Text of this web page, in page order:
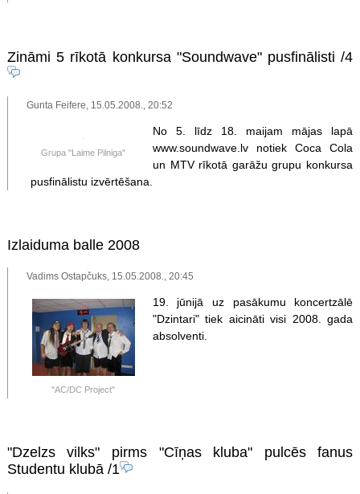
Zināmi 5 rīkotā konkursa "Soundwave" pusfinālisti /4
Gunta Feifere, 15.05.2008., 20:52
Grupa "Laime Pilniga"
No 5. līdz 18. maijam mājas lapā
www.soundwave.lv notiek Coca Cola
un MTV rīkotā garāžu grupu konkursa
pusfinālistu izvērtēšana.
Izlaiduma balle 2008
Vadims Ostapčuks, 15.05.2008., 20:45
"AC/DC Project"
19. jūnijā uz pasākumu koncertzālē
"Dzintari" tiek aicināti visi 2008. gada
absolventi.
"Dzelzs vilks" pirms "Cīņas kluba" pulcēs fanus
Studentu klubā/1